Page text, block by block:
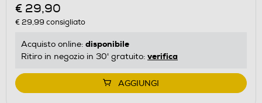
€ 29,90
€ 29,99 consigliato
Acquisto online: disponibile
Ritiro in negozio in 30' gratuito: verifica
AGGIUNGI